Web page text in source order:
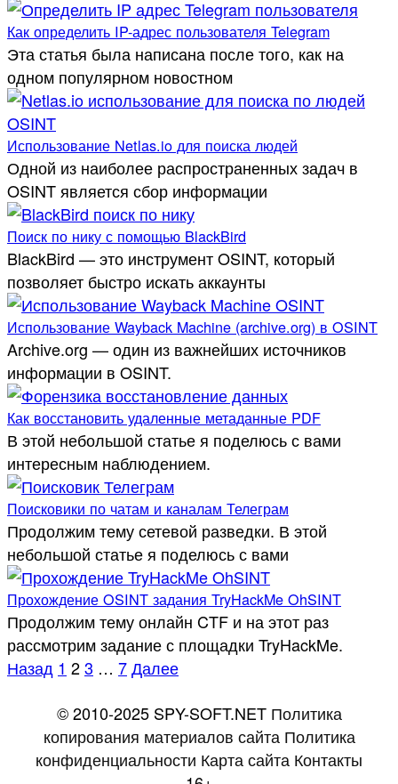
Как определить IP-адрес пользователя Telegram
Эта статья была написана после того, как на
одном популярном новостном
Использование Netlas.io для поиска людей
Одной из наиболее распространенных задач в
OSINT является сбор информации
Поиск по нику с помощью BlackBird
BlackBird — это инструмент OSINT, который
позволяет быстро искать аккаунты
Использование Wayback Machine (archive.org) в OSINT
Archive.org — один из важнейших источников
информации в OSINT.
Как восстановить удаленные метаданные PDF
В этой небольшой статье я поделюсь с вами
интересным наблюдением.
Поисковики по чатам и каналам Телеграм
Продолжим тему сетевой разведки. В этой
небольшой статье я поделюсь с вами
Прохождение OSINT задания TryHackMe OhSINT
Продолжим тему онлайн CTF и на этот раз
рассмотрим задание с площадки TryHackMe.
Пагинация
Назад 1 23 … 7Далее
© 2010-2025 SPY-SOFT.NET Политика
копирования материалов сайта Политика
конфиденциальности Карта сайта Контакты